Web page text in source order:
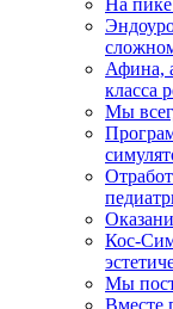
На пике
Афина,
класса
Мы
Кос-
Мы
Вместе